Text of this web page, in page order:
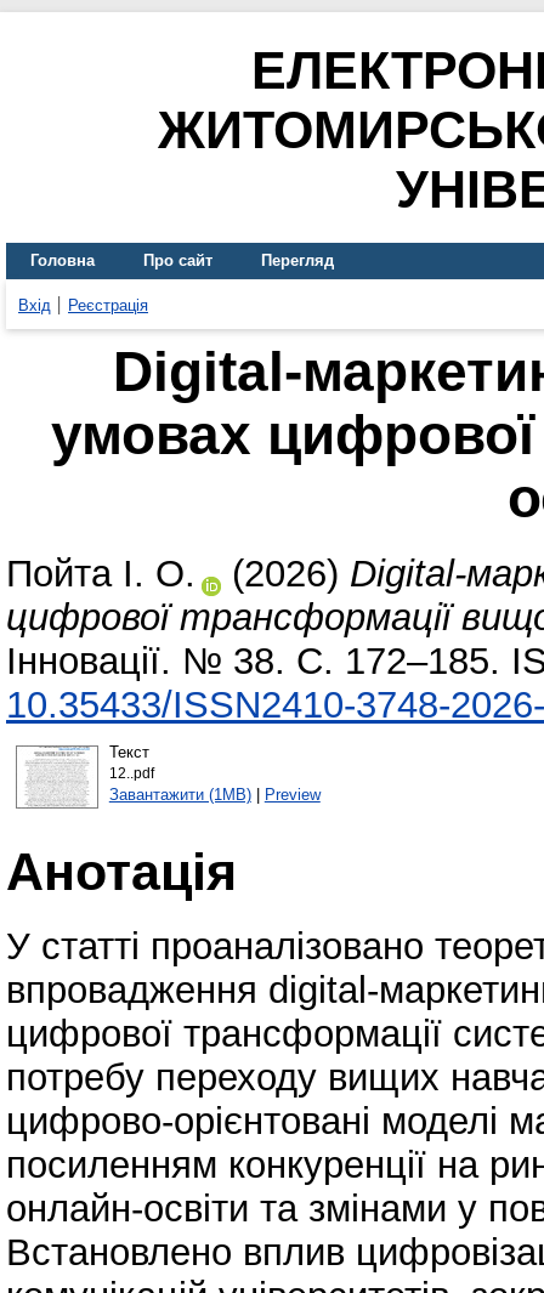
Головна Про сайт Перегляд
Вхід Реєстрація
Digital-
умовах
Пойта І. О. (2026) Digital-
цифрової трансформації
Інновації. № 38. С. 172–185.
10.35433/ISSN2410-3748-
Текст
12..pdf
Завантажити (1MB)| Preview
Анотація
У статті проаналізовано
впровадження
цифрової трансформації
потребу переходу вищих
цифрово‑орієнтовані моделі
посиленням конкуренції на
онлайн-освіти та змінами у
Встановлено вплив